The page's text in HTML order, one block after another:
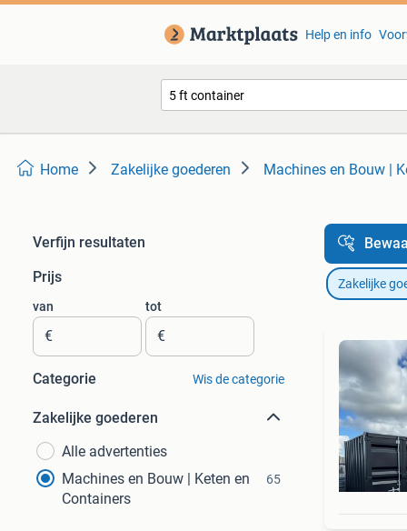
Help en info
Home Zakelijke goederen Machines en Bouw |
Verfijn resultaten
Prijs
van
€
tot
€
Categorie Wis de categorie
Zakelijke goederen
Alle advertenties
Machines en Bouw | Keten en
Containers
65
Zakelijke